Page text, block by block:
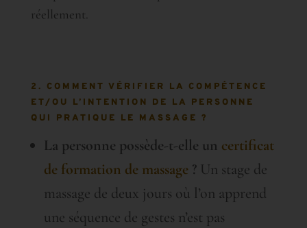
réellement.
2. COMMENT VÉRIFIER LA COMPÉTENCE
ET/OU L’INTENTION DE LA PERSONNE
QUI PRATIQUE LE MASSAGE ?
La personne possède-t-elle un certificat
de formation de massage?Un stage de
massage de deux jours où l’on apprend
une séquence de gestes n’est pas